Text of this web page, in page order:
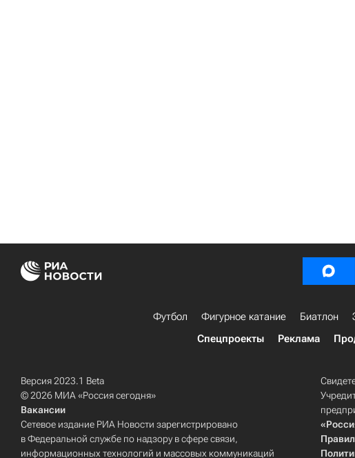
Футбол Фигурное катание Биатлон
Спецпроекты
Реклама
Версия 2023.1 Beta
© 2026 МИА «Россия сегодня»
Вакансии
Сетевое издание РИА Новости зарегистрировано
в Федеральной службе по надзору в сфере связи,
информационных технологий и массовых коммуникаций